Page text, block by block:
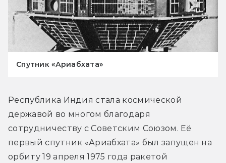
Спутник «Ариабхата»
Республика Индия стала космической
державой во многом благодаря
сотрудничеству с Советским Союзом. Её
первый спутник «Ариабхата» был запущен на
орбиту 19 апреля 1975 года ракетой